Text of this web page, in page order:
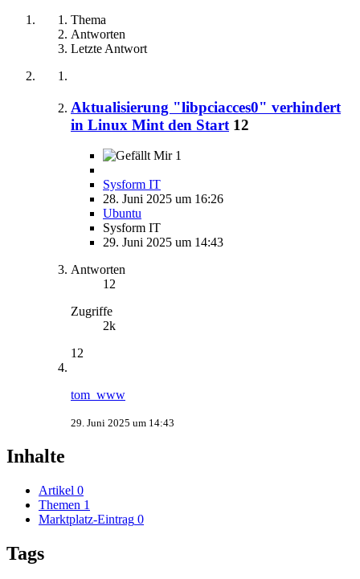
Thema
Antworten
Letzte Antwort
Aktualisierung "libpciacces0" verhindert
in Linux Mint den Start 12
1
Sysform IT
28. Juni 2025 um 16:26
Ubuntu
Sysform IT
29. Juni 2025 um 14:43
Antworten
12
Zugriffe
2k
12
tom_www
29. Juni 2025 um 14:43
Inhalte
Artikel 0
Themen 1
Marktplatz-Eintrag 0
Tags